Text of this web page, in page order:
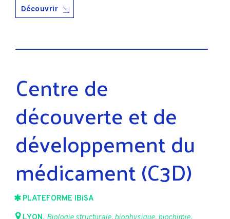
Découvrir
Centre de
découverte et de
développement du
médicament (C3D)
PLATEFORME IBiSA